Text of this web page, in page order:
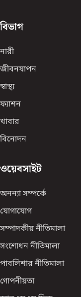
বিভাগ
নারী
জীবনযাপন
স্বাস্থ্য
ফ্যাশন
খাবার
বিনোদন
ওয়েবসাইট
অনন্যা সম্পর্কে
যোগাযোগ
সম্পাদকীয় নীতিমালা
সংশোধন নীতিমালা
পাবলিশার নীতিমালা
গোপনীয়তা